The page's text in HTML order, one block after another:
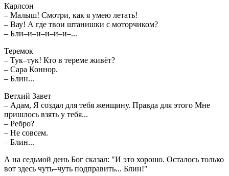
Карлсон
– Малыш! Смотри, как я умею летать!
– Вау! А где твои штанишки с моторчиком?
– Бли–и–и–и–и–и–...
Теремок
– Тук–тук! Кто в тереме живёт?
– Сара Коннор.
– Блин...
Ветхий Завет
– Адам, Я создал для тебя женщину. Правда для этого Мне
пришлось взять у тебя...
– Ребро?
– Не совсем.
– Блин...
А на седьмой день Бог сказал: "И это хорошо. Осталось только
вот здесь чуть–чуть подправить... Блин!"